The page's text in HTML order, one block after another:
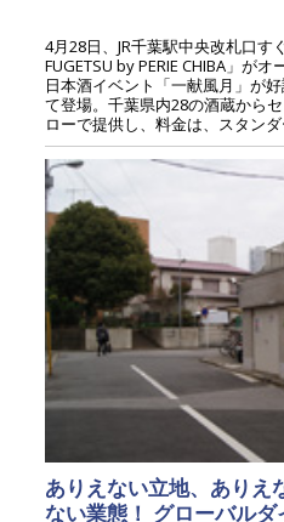
4月28日、JR千葉駅中央改札口す
FUGETSU by PERIE CHIBA」が
日本酒イベント「一献風月」が
て登場。千葉県内28の酒蔵から
ローで提供し、料金は、スタン
ありえない立地、ありえ
ない業態！ グローバル